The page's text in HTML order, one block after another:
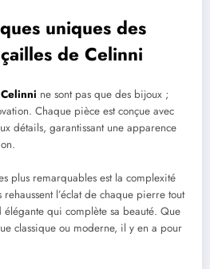
uniques des
de Celinni
ne sont pas que des bijoux ;
Chaque pièce est conçue avec
détails, garantissant une apparence
plus remarquables est la complexité
l’éclat de chaque pierre tout
qui complète sa beauté. Que
classique ou moderne, il y en a pour